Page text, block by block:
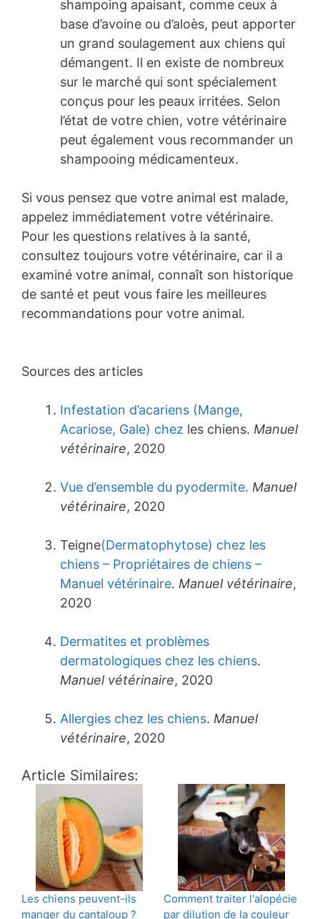
shampoing apaisant, comme ceux à
base d’avoine ou d’aloès, peut apporter
un grand soulagement aux chiens qui
démangent. Il en existe de nombreux
sur le marché qui sont spécialement
conçus pour les peaux irritées. Selon
l’état de votre chien, votre vétérinaire
peut également vous recommander un
shampooing médicamenteux.
Si vous pensez que votre animal est malade,
appelez immédiatement votre vétérinaire.
Pour les questions relatives à la santé,
consultez toujours votre vétérinaire, car il a
examiné votre animal, connaît son historique
de santé et peut vous faire les meilleures
recommandations pour votre animal.
Sources des articles
Infestation d’acariens (Mange,
Acariose, Gale) chez les chiens. Manuel
vétérinaire, 2020
Vue d’ensemble du pyodermite. Manuel
vétérinaire, 2020
Teigne(Dermatophytose) chez les
chiens – Propriétaires de chiens –
Manuel vétérinaire. Manuel vétérinaire,
2020
Dermatites et problèmes
dermatologiques chez les chiens.
Manuel vétérinaire, 2020
Allergies chez les chiens. Manuel
vétérinaire, 2020
Article Similaires:
Les chiens peuvent-ils
manger du cantaloup ?
Comment traiter l'alopécie
par dilution de la couleur